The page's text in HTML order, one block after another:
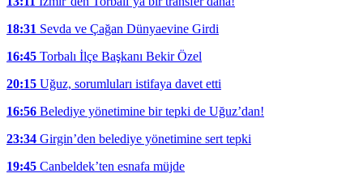
18:31 Sevda ve Çağan Dünyaevine Girdi
16:45 Torbalı İlçe Başkanı Bekir Özel
20:15 Uğuz, sorumluları istifaya davet etti
16:56 Belediye yönetimine bir tepki de Uğuz’dan!
23:34 Girgin’den belediye yönetimine sert tepki
19:45 Canbeldek’ten esnafa müjde